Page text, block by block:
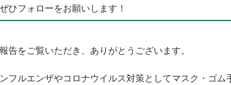
ひフォローをお願いします！
告をご覧いただき、ありがとうございます。
フルエンザやコロナウイルス対策としてマスク・ゴム